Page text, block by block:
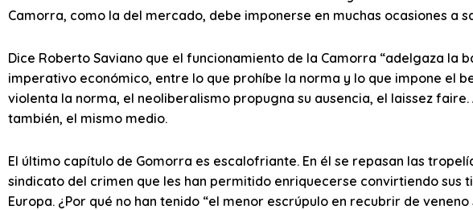
Camorra, como la del mercado, debe imponerse en muchas ocasiones a
Dice Roberto Saviano que el funcionamiento de la Camorra “adelgaza la
imperativo económico, entre lo que prohíbe la norma y lo que impone el
violenta la norma, el neoliberalismo propugna su ausencia, el laissez
también, el mismo medio.
El último capítulo de Gomorra es escalofriante. En él se repasan las
sindicato del crimen que les han permitido enriquecerse convirtiendo sus
Europa. ¿Por qué no han tenido “el menor escrúpulo en recubrir de